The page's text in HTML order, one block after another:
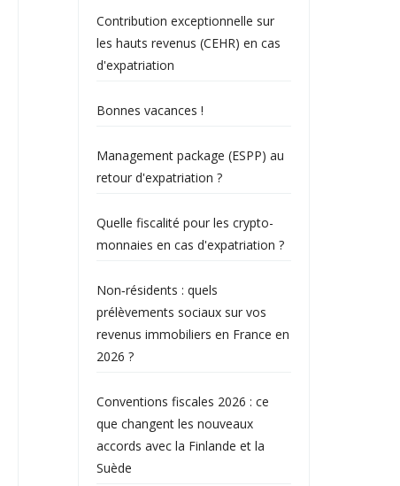
Contribution exceptionnelle sur
les hauts revenus (CEHR) en cas
d'expatriation
Bonnes vacances !
Management package (ESPP) au
retour d'expatriation ?
Quelle fiscalité pour les crypto-
monnaies en cas d'expatriation ?
Non‑résidents : quels
prélèvements sociaux sur vos
revenus immobiliers en France en
2026 ?
Conventions fiscales 2026 : ce
que changent les nouveaux
accords avec la Finlande et la
Suède